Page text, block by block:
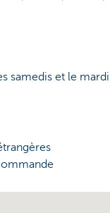
samedis et le